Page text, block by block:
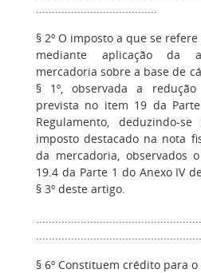
......................................
§ 2º O imposto a que se
mediante aplicação da
mercadoria sobre a base de
§ 1º, observada a
prevista no item 19 da
Regulamento, deduzindo-
imposto destacado na nota
da mercadoria, observados
19.4 da Parte 1 do Anexo IV
§ 3º deste artigo.
....................................................
§ 6º Constituem crédito para